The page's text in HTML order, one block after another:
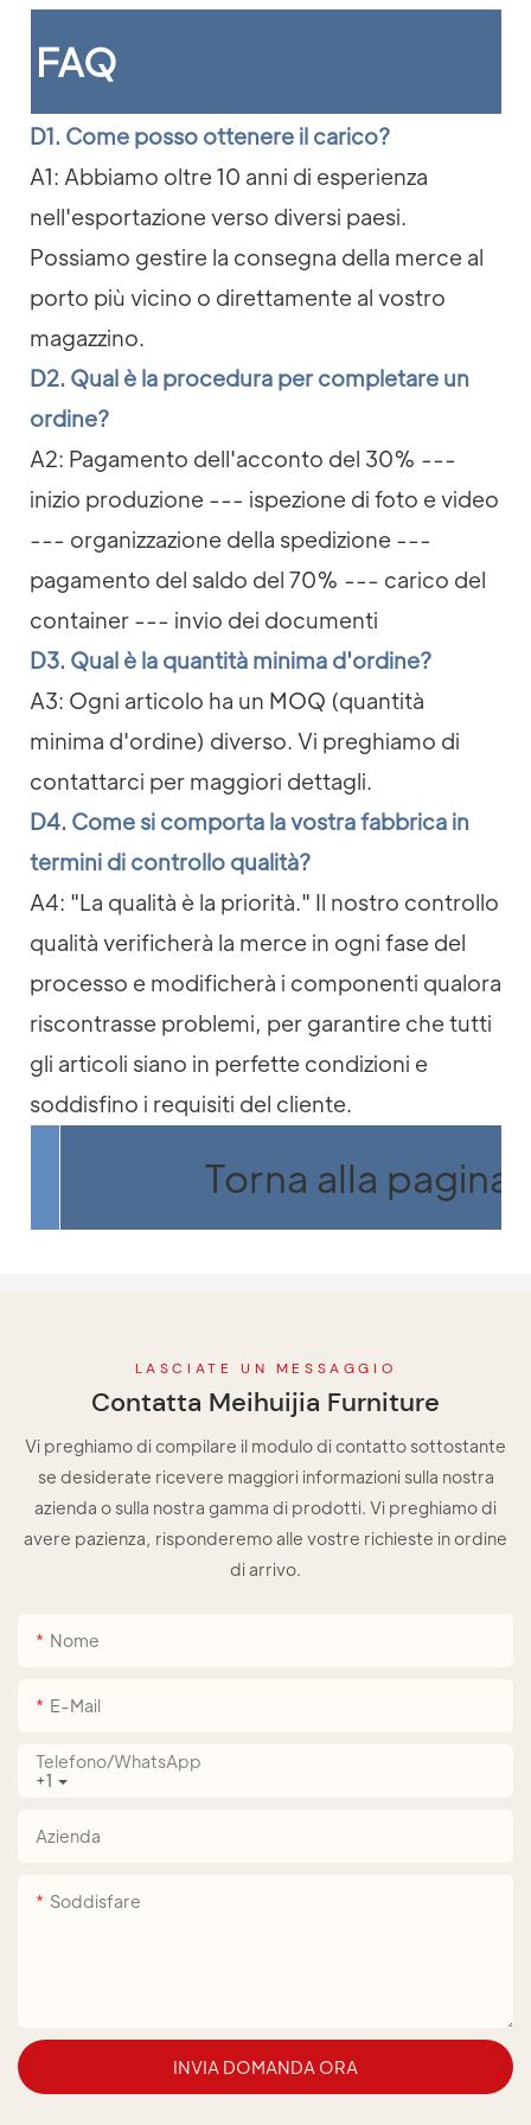
FAQ
D1. Come posso ottenere il carico?
A1: Abbiamo oltre 10 anni di esperienza
nell'esportazione verso diversi paesi.
Possiamo gestire la consegna della merce al
porto più vicino o direttamente al vostro
magazzino.
D2. Qual è la procedura per completare un
ordine?
A2: Pagamento dell'acconto del 30% ---
inizio produzione --- ispezione di foto e video
--- organizzazione della spedizione ---
pagamento del saldo del 70% --- carico del
container --- invio dei documenti
D3. Qual è la quantità minima d'ordine?
A3: Ogni articolo ha un MOQ (quantità
minima d'ordine) diverso. Vi preghiamo di
contattarci per maggiori dettagli.
D4. Come si comporta la vostra fabbrica in
termini di controllo qualità?
A4: "La qualità è la priorità." Il nostro controllo
qualità verificherà la merce in ogni fase del
processo e modificherà i componenti qualora
riscontrasse problemi, per garantire che tutti
gli articoli siano in perfette condizioni e
soddisfino i requisiti del cliente.
Torna alla pagina
LASCIATE UN MESSAGGIO
Contatta Meihuijia Furniture
Vi preghiamo di compilare il modulo di contatto sottostante
se desiderate ricevere maggiori informazioni sulla nostra
azienda o sulla nostra gamma di prodotti. Vi preghiamo di
avere pazienza, risponderemo alle vostre richieste in ordine
di arrivo.
Nome
E-Mail
+1
Telefono/WhatsApp
Azienda
Soddisfare
INVIA DOMANDA ORA